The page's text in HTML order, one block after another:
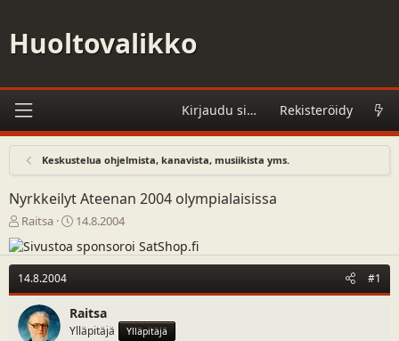
Huoltovalikko
Kirjaudu sisään Rekisteröidy
Keskustelua ohjelmista, kanavista, musiikista yms.
Nyrkkeilyt Ateenan 2004 olympialaisissa
V
i
e
s
t
i
k
e
Raitsa
A
o
i
u
s
p
14.8.2004
14.8.2004 #1
Raitsa
Ylläpitäjä Ylläpitäjä